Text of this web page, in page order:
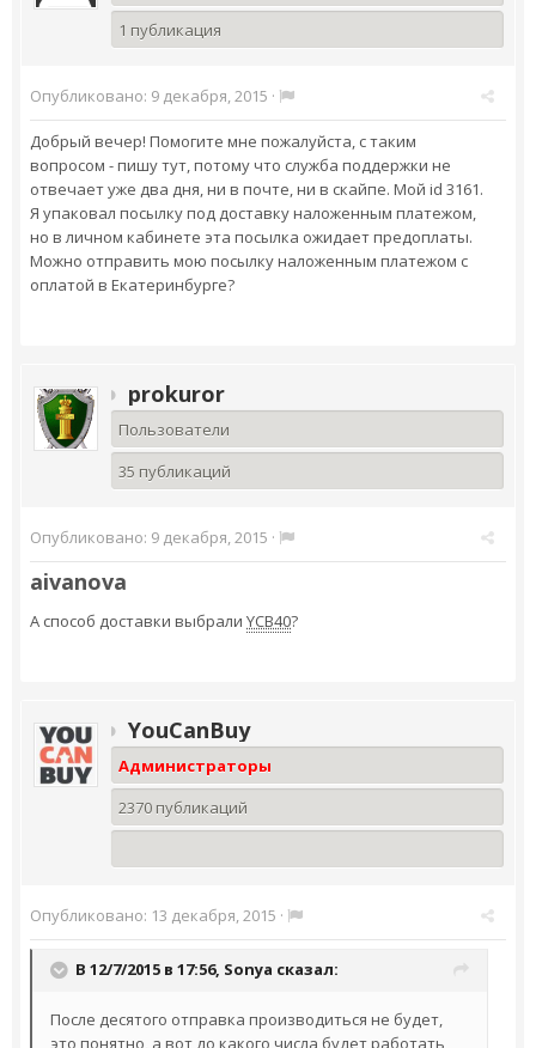
1 публикация
Опубликовано: 9 декабря, 2015 ·
Добрый вечер! Помогите мне пожалуйста, с таким
вопросом - пишу тут, потому что служба поддержки не
отвечает уже два дня, ни в почте, ни в скайпе. Мой id 3161.
Я упаковал посылку под доставку наложенным платежом,
но в личном кабинете эта посылка ожидает предоплаты.
Можно отправить мою посылку наложенным платежом с
оплатой в Екатеринбурге?
prokuror
Пользователи
35 публикаций
Опубликовано: 9 декабря, 2015 ·
aivanova
А способ доставки выбрали YCB40?
YouCanBuy
Администраторы
2370 публикаций
Опубликовано: 13 декабря, 2015 ·
В 12/7/2015 в 17:56, Sonya сказал:
После десятого отправка производиться не будет,
это понятно, а вот до какого числа будет работать